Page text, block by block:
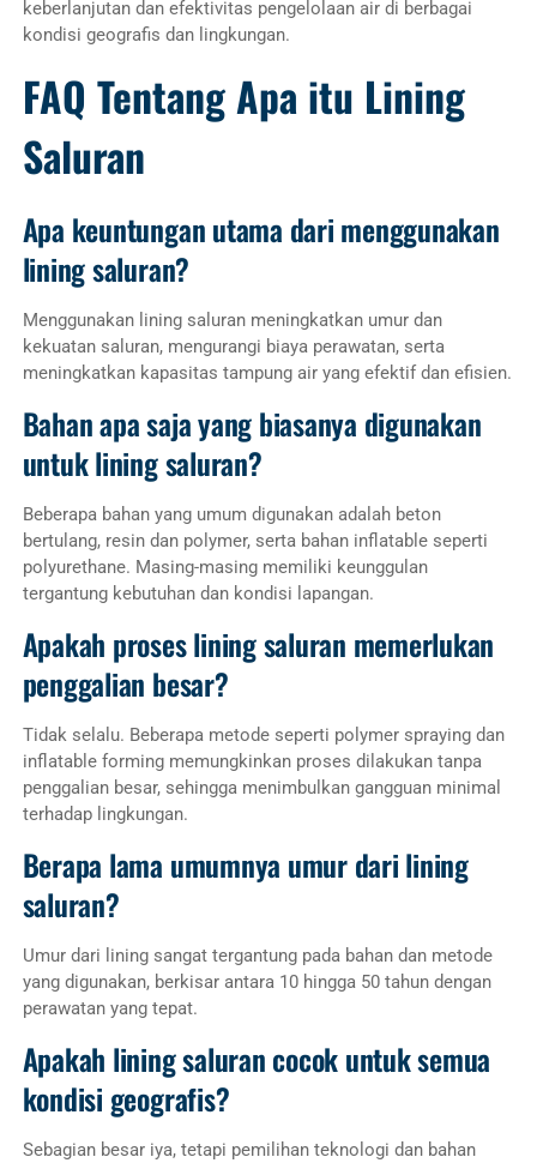
keberlanjutan dan efektivitas pengelolaan air di berbagai
kondisi geografis dan lingkungan.
FAQ Tentang Apa itu Lining
Saluran
Apa keuntungan utama dari menggunakan
lining saluran?
Menggunakan lining saluran meningkatkan umur dan
kekuatan saluran, mengurangi biaya perawatan, serta
meningkatkan kapasitas tampung air yang efektif dan efisien.
Bahan apa saja yang biasanya digunakan
untuk lining saluran?
Beberapa bahan yang umum digunakan adalah beton
bertulang, resin dan polymer, serta bahan inflatable seperti
polyurethane. Masing-masing memiliki keunggulan
tergantung kebutuhan dan kondisi lapangan.
Apakah proses lining saluran memerlukan
penggalian besar?
Tidak selalu. Beberapa metode seperti polymer spraying dan
inflatable forming memungkinkan proses dilakukan tanpa
penggalian besar, sehingga menimbulkan gangguan minimal
terhadap lingkungan.
Berapa lama umumnya umur dari lining
saluran?
Umur dari lining sangat tergantung pada bahan dan metode
yang digunakan, berkisar antara 10 hingga 50 tahun dengan
perawatan yang tepat.
Apakah lining saluran cocok untuk semua
kondisi geografis?
Sebagian besar iya, tetapi pemilihan teknologi dan bahan